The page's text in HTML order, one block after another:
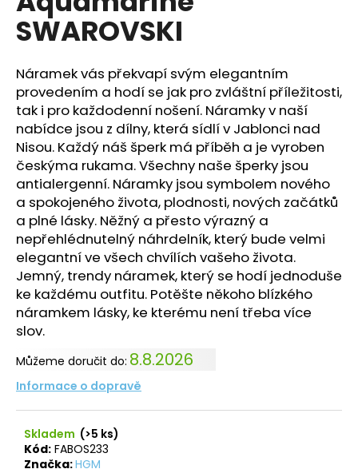
z
5
hvězdiček.
SWAROVSKI
Náramek vás překvapí svým elegantním
provedením a hodí se jak pro zvláštní příležitosti,
tak i pro každodenní nošení. Náramky v naší
nabídce jsou z dílny, která sídlí v Jablonci nad
Nisou. Každý náš šperk má příběh a je vyroben
českýma rukama. Všechny naše šperky jsou
antialergenní. Náramky jsou symbolem nového
a spokojeného života, plodnosti, nových začátků
a plné lásky. Něžný a přesto výrazný a
nepřehlédnutelný náhrdelník, který bude velmi
elegantní ve všech chvílích vašeho života.
Jemný, trendy náramek, který se hodí jednoduše
ke každému outfitu. Potěšte někoho blízkého
náramkem lásky, ke kterému není třeba více
slov.
Můžeme doručit do: 8.8.2026
Informace o dopravě
Skladem (>5 ks)
Kód: FABOS233
Značka:HGM
u
j
m
e
NÁHRDELNÍK
ANDĚL
ŠTĚSTÍ
LIGHT
SAPPHIRE
420
Kč
Původně:
699
Kč